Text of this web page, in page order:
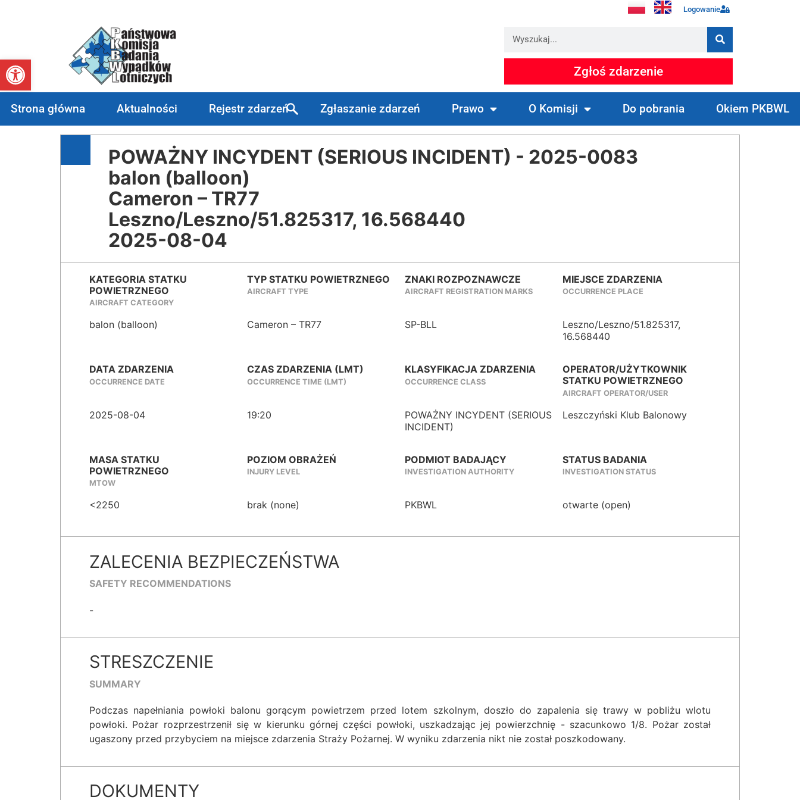
Otwórz pasek narzędzi
Logowanie
Zgłoś zdarzenie
Strona główna Aktualności Rejestr zdarzeń Zgłaszanie zdarzeń Prawo O Komisji Do pobrania Okiem PKBWL
POWAŻNY INCYDENT (SERIOUS INCIDENT) - 2025-0083
balon (balloon)
Cameron – TR77
Leszno/Leszno/51.825317, 16.568440
2025-08-04
KATEGORIA STATKU
POWIETRZNEGO
AIRCRAFT CATEGORY
balon (balloon)
TYP STATKU POWIETRZNEGO
AIRCRAFT TYPE
Cameron – TR77
ZNAKI ROZPOZNAWCZE
AIRCRAFT REGISTRATION MARKS
SP-BLL
MIEJSCE ZDARZENIA
OCCURRENCE PLACE
Leszno/Leszno/51.825317,
16.568440
DATA ZDARZENIA
OCCURRENCE DATE
2025-08-04
CZAS ZDARZENIA (LMT)
OCCURRENCE TIME (LMT)
19:20
KLASYFIKACJA ZDARZENIA
OCCURRENCE CLASS
POWAŻNY INCYDENT (SERIOUS
INCIDENT)
OPERATOR/UŻYTKOWNIK
STATKU POWIETRZNEGO
AIRCRAFT OPERATOR/USER
Leszczyński Klub Balonowy
MASA STATKU
POWIETRZNEGO
MTOW
<2250
POZIOM OBRAŻEŃ
INJURY LEVEL
brak (none)
PODMIOT BADAJĄCY
INVESTIGATION AUTHORITY
PKBWL
STATUS BADANIA
INVESTIGATION STATUS
otwarte (open)
ZALECENIA BEZPIECZEŃSTWA
SAFETY RECOMMENDATIONS
-
STRESZCZENIE
SUMMARY
Podczas napełniania powłoki balonu gorącym powietrzem przed lotem szkolnym, doszło do zapalenia się trawy w pobliżu wlotu
powłoki. Pożar rozprzestrzenił się w kierunku górnej części powłoki, uszkadzając jej powierzchnię - szacunkowo 1/8. Pożar został
ugaszony przed przybyciem na miejsce zdarzenia Straży Pożarnej. W wyniku zdarzenia nikt nie został poszkodowany.
DOKUMENTY